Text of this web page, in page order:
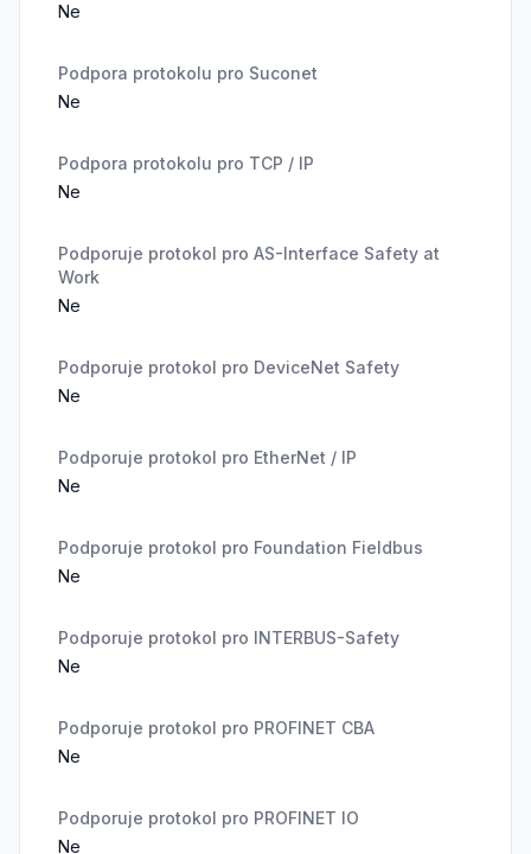
Ne
Podpora protokolu pro Suconet
Ne
Podpora protokolu pro TCP / IP
Ne
Podporuje protokol pro AS-Interface Safety at
Work
Ne
Podporuje protokol pro DeviceNet Safety
Ne
Podporuje protokol pro EtherNet / IP
Ne
Podporuje protokol pro Foundation Fieldbus
Ne
Podporuje protokol pro INTERBUS-Safety
Ne
Podporuje protokol pro PROFINET CBA
Ne
Podporuje protokol pro PROFINET IO
Ne